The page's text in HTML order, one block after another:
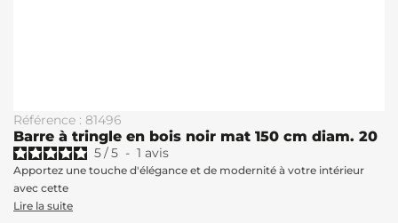
Référence : 81496
Barre à tringle en bois noir mat 150 cm diam. 20
5/5 - 1 avis
Apportez une touche d'élégance et de modernité à votre intérieur
avec cette
Lire la suite